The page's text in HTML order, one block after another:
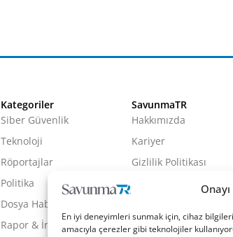
En iyi deneyimleri sunmak için, cihaz
amacıyla çerezler gibi teknolojiler
Kategoriler
Siber Güvenlik
Teknoloji
Röportajlar
Politika
Dosya Haber
Rapor & İnfografik
SavunmaTR
Hakkımızda
Kariyer
Gizlilik Politikası